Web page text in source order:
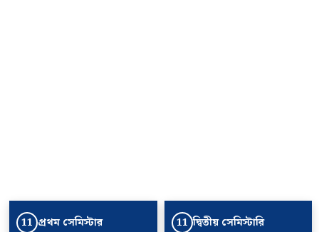
11 প্রথম সেমিস্টার 11 দ্বিতীয় সেমিস্টারি